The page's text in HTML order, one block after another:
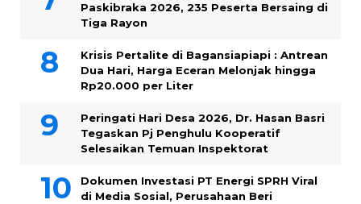
Paskibraka 2026, 235 Peserta Bersaing di
Tiga Rayon
Krisis Pertalite di Bagansiapiapi : Antrean
Dua Hari, Harga Eceran Melonjak hingga
Rp20.000 per Liter
Peringati Hari Desa 2026, Dr. Hasan Basri
Tegaskan Pj Penghulu Kooperatif
Selesaikan Temuan Inspektorat
Dokumen Investasi PT Energi SPRH Viral
di Media Sosial, Perusahaan Beri